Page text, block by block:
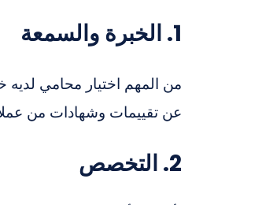
1. الخبرة والسمعة
من المهم اختيار محامي
عن تقييمات وشهادات من
2. التخصص